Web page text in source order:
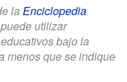
la Enciclopedia
utilizar
bajo la
menos que se indique